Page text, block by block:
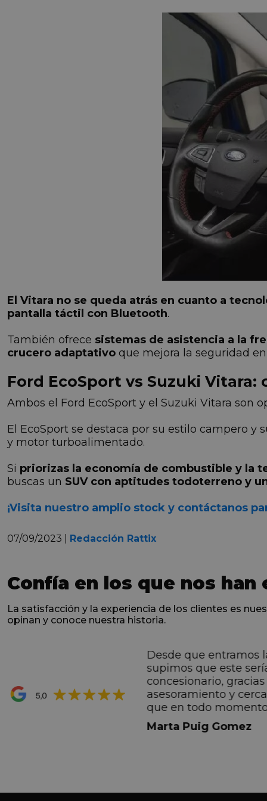
El Vitara no se queda atrás en cuanto a
pantalla táctil con Bluetooth.
También ofrece sistemas de asistencia a la
crucero adaptativo que mejora la seguridad
Ford EcoSport vs Suzuki
Ambos el Ford EcoSport y el Suzuki Vitara son
El EcoSport se destaca por su estilo campero
y motor turboalimentado.
Si priorizas la economía de combustible y la
buscas un SUV con aptitudes todoterreno y
¡Visita nuestro amplio stock y contáctanos
07/09/2023 | Redacción Rattix
Confía en los que nos han
La satisfacción y la experiencia de los clientes es
opinan y conoce nuestra historia.
premio de su vida.
por todo.
Desde que entramos
supimos que este
concesionario, gracias
asesoramiento y
que en todo
informando de forma
todos los pasos que
Marta Puig Gomez